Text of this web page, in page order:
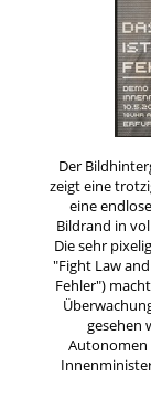
Der
zeigt eine
eine
Bildrand in
Die sehr
"Fight Law
Fehler")
gesehen
Autonomen